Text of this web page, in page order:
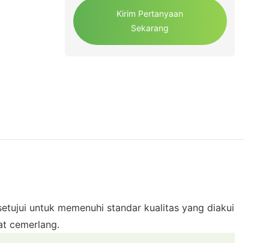
Kirim Pertanyaan
Sekarang
untuk memenuhi standar kualitas yang diakui
cemerlang.